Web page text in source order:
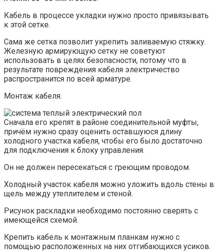
Кабель в процессе укладки нужно просто привязывать
к этой сетке.
Сама же сетка позволит укрепить заливаемую стяжку.
Железную армирующую сетку не советуют
использовать в целях безопасности, потому что в
результате повреждения кабеля электричество
распространится по всей арматуре.
Монтаж кабеля.
Сначала его крепят в районе соединительной муфты,
причём нужно сразу оценить оставшуюся длину
холодного участка кабеля, чтобы его было достаточно
для подключения к блоку управления.
Он не должен пересекаться с греющим проводом.
Холодный участок кабеля можно уложить вдоль стены в
щель между утеплителем и стеной.
Рисунок раскладки необходимо постоянно сверять с
имеющейся схемой.
Крепить кабель к монтажным планкам нужно с
помощью расположенных на них отгибающихся усиков.